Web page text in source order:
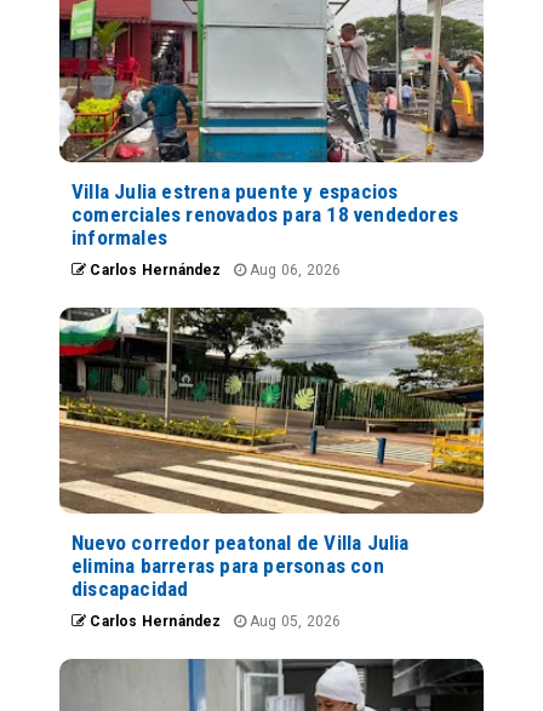
Villa Julia estrena puente y espacios
comerciales renovados para 18 vendedores
informales
Carlos Hernández Aug 06, 2026
Nuevo corredor peatonal de Villa Julia
elimina barreras para personas con
discapacidad
Carlos Hernández Aug 05, 2026